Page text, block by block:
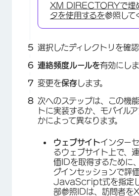
XM DIRECTORYで埋
タを使用するを参照して
選択したディレクトリを確認
連絡頻度ルールを有効にしま
変更を保存します。
次へのステップは、この機
トに実装するか、モバイル
かによって異なります。
ウェブサイトインター
るウェブサイト上で、
価IDを取得するために
グインセッションで評
JavaScript式を指定し
部参照IDは、訪問者を